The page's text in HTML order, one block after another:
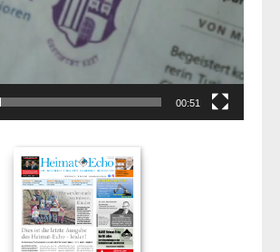
00:51